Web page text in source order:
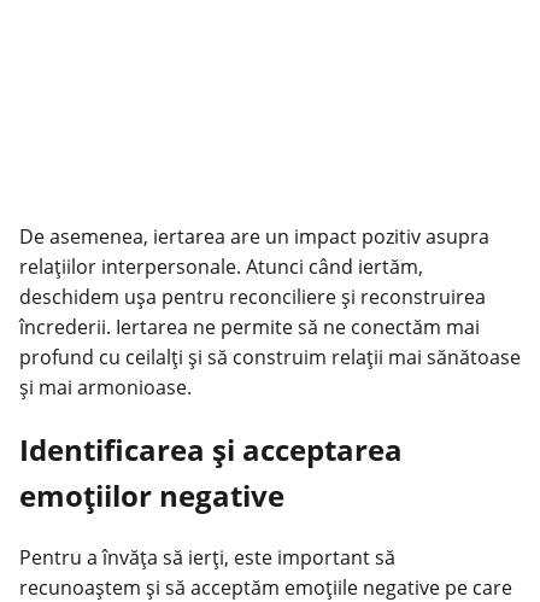
De asemenea, iertarea are un impact pozitiv asupra
relațiilor interpersonale. Atunci când iertăm,
deschidem ușa pentru reconciliere și reconstruirea
încrederii. Iertarea ne permite să ne conectăm mai
profund cu ceilalți și să construim relații mai sănătoase
și mai armonioase.
Identificarea și acceptarea
emoțiilor negative
Pentru a învăța să ierți, este important să
recunoaștem și să acceptăm emoțiile negative pe care